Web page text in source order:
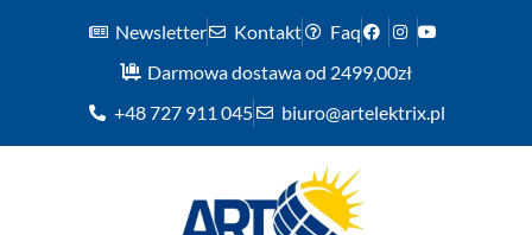
Newsletter Kontakt
Faq
Darmowa dostawa od 2499,00zł
+48 727 911 045
biuro@artelektrix.pl